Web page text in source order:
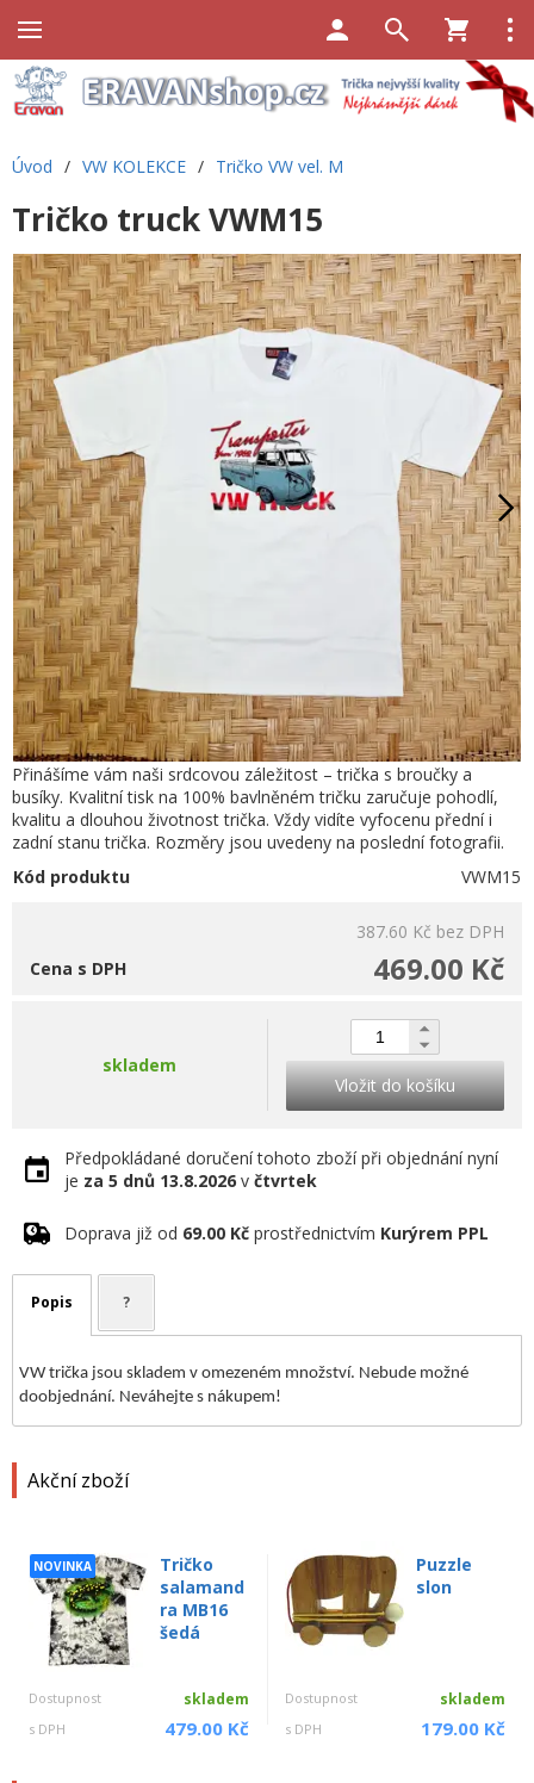
Akční zboží
NOVINKA
Tričko
salamand
ra MB16
šedá
Dostupnost skladem
s DPH 479.00 Kč
Puzzle
slon
Dostupnost skladem
s DPH 179.00 Kč
Úvod / VW KOLEKCE / Tričko VW vel. M
Tričko truck VWM15
Přinášíme vám naši srdcovou záležitost – trička s broučky a
busíky. Kvalitní tisk na 100% bavlněném tričku zaručuje pohodlí,
kvalitu a dlouhou životnost trička. Vždy vidíte vyfocenu přední i
zadní stanu trička. Rozměry jsou uvedeny na poslední fotografii.
Kód produktu
VWM15
387.60 Kč bez DPH
469.00 Kč
Cena s DPH
skladem
Vložit do košíku
Předpokládané doručení tohoto zboží při objednání nyní
je za 5 dnů 13.8.2026 v čtvrtek
Doprava již od 69.00 Kč prostřednictvím Kurýrem PPL
Popis ?
VW trička jsou skladem v omezeném množství. Nebude možné
doobjednání. Neváhejte s nákupem!